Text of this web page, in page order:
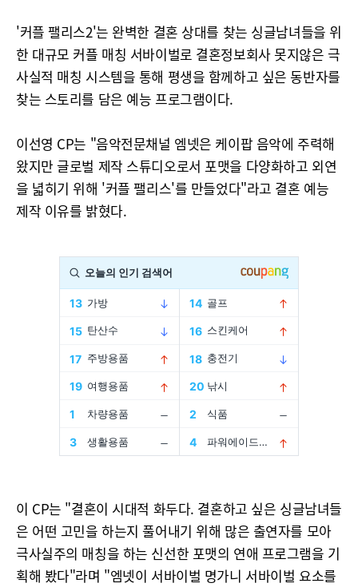
'커플 팰리스2'는 완벽한 결혼 상대를 찾는 싱글남녀들을 위
한 대규모 커플 매칭 서바이벌로 결혼정보회사 못지않은 극
사실적 매칭 시스템을 통해 평생을 함께하고 싶은 동반자를
찾는 스토리를 담은 예능 프로그램이다.
이선영 CP는 "음악전문채널 엠넷은 케이팝 음악에 주력해
왔지만 글로벌 제작 스튜디오로서 포맷을 다양화하고 외연
을 녋히기 위해 '커플 팰리스'를 만들었다"라고 결혼 예능
제작 이유를 밝혔다.
이 CP는 "결혼이 시대적 화두다. 결혼하고 싶은 싱글남녀들
은 어떤 고민을 하는지 풀어내기 위해 많은 출연자를 모아
극사실주의 매칭을 하는 신선한 포맷의 연애 프로그램을 기
획해 봤다"라며 "엠넷이 서바이벌 명가니 서바이벌 요소를